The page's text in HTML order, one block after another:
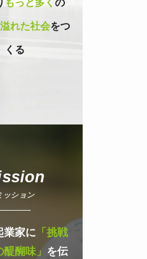
もっと多く の
れた社会をつ
くる
ッション
業家に 「挑戦
醐味」 を伝